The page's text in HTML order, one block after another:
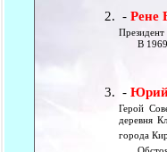
-Рене
Президент
В 1969
-Юрий
Герой
деревня
города